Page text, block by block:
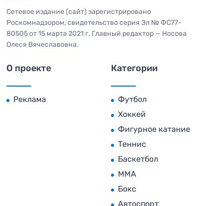
Сетевое издание (сайт) зарегистрировано
Роскомнадзором, свидетельство серия Эл № ФС77-
80505 от 15 марта 2021 г. Главный редактор — Носова
Олеся Вячеславовна.
О проекте
Реклама
Категории
Футбол
Хоккей
Фигурное катание
Теннис
Баскетбол
MMA
Бокс
Автоспорт